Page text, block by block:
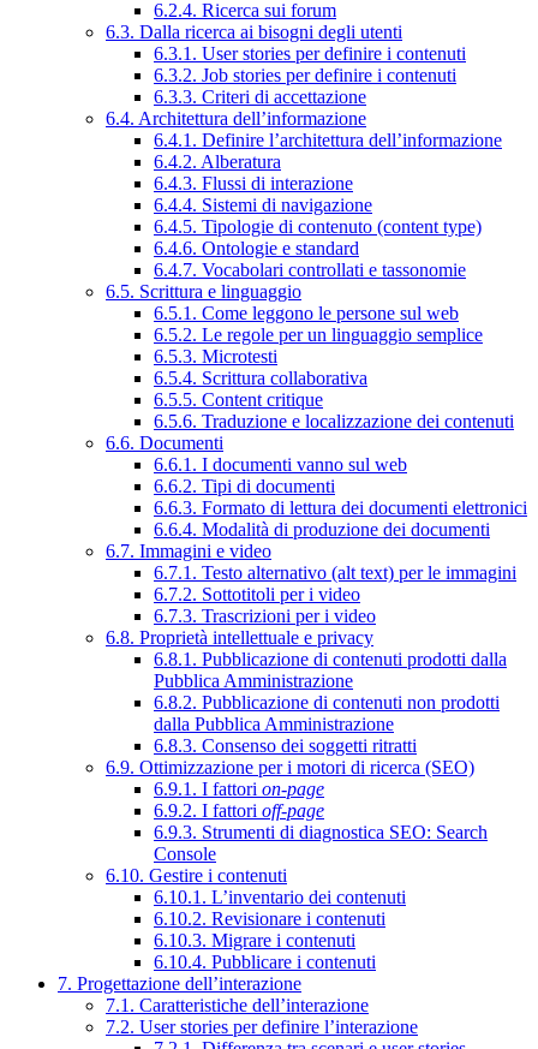
6.2.4. Ricerca sui forum
6.3. Dalla ricerca ai bisogni degli utenti
6.3.1. User stories per definire i contenuti
6.3.2. Job stories per definire i contenuti
6.3.3. Criteri di accettazione
6.4. Architettura dell’informazione
6.4.1. Definire l’architettura dell’informazione
6.4.2. Alberatura
6.4.3. Flussi di interazione
6.4.4. Sistemi di navigazione
6.4.5. Tipologie di contenuto (content type)
6.4.6. Ontologie e standard
6.4.7. Vocabolari controllati e tassonomie
6.5. Scrittura e linguaggio
6.5.1. Come leggono le persone sul web
6.5.2. Le regole per un linguaggio semplice
6.5.3. Microtesti
6.5.4. Scrittura collaborativa
6.5.5. Content critique
6.5.6. Traduzione e localizzazione dei contenuti
6.6. Documenti
6.6.1. I documenti vanno sul web
6.6.2. Tipi di documenti
6.6.3. Formato di lettura dei documenti elettronici
6.6.4. Modalità di produzione dei documenti
6.7. Immagini e video
6.7.1. Testo alternativo (alt text) per le immagini
6.7.2. Sottotitoli per i video
6.7.3. Trascrizioni per i video
6.8. Proprietà intellettuale e privacy
6.8.1. Pubblicazione di contenuti prodotti dalla
Pubblica Amministrazione
6.8.2. Pubblicazione di contenuti non prodotti
dalla Pubblica Amministrazione
6.8.3. Consenso dei soggetti ritratti
6.9. Ottimizzazione per i motori di ricerca (SEO)
6.9.1. I fattori on-page
6.9.2. I fattori off-page
6.9.3. Strumenti di diagnostica SEO: Search
Console
6.10. Gestire i contenuti
6.10.1. L’inventario dei contenuti
6.10.2. Revisionare i contenuti
6.10.3. Migrare i contenuti
6.10.4. Pubblicare i contenuti
7. Progettazione dell’interazione
7.1. Caratteristiche dell’interazione
7.2. User stories per definire l’interazione